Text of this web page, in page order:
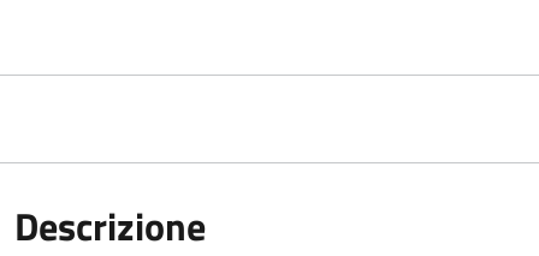
Descrizione